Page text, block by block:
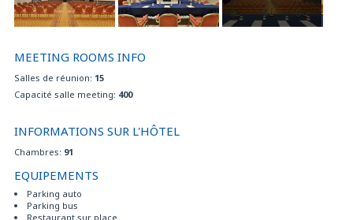
chambre quadruple avec deux adultes.
Service fax/photocopies
Service teinturerie
Staff multilingue
Sustainability certification
DANS LA CHAMBRE:
Bouilloire gratuit avec thé et café dans tous les chambres
Climatisation
Fer et planche à repasser sur demande
Internet haut débit / haute vitesse gratuit
Minibar
MEETING ROOMS INFO
Salles de réunion: 15
Capacité salle meeting: 400
INFORMATIONS SUR L'HÔTEL
Chambres: 91
EQUIPEMENTS
Parking auto
Parking bus
Restaurant sur place